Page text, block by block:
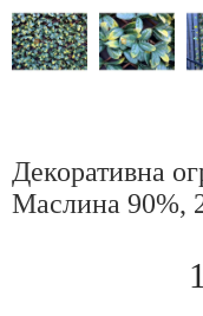
Декоративна
Маслина 90%,